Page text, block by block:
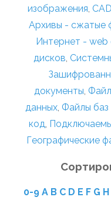
изображения,
Архивы - сжатые
Интернет - web
дисков,
документы,
данных, Файлы баз
код,
Географические
0-9 A B C D E F G H